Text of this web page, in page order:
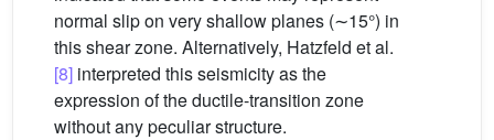
normal slip on very shallow planes (∼15°) in
this shear zone. Alternatively, Hatzfeld et al.
[8] interpreted this seismicity as the
expression of the ductile-transition zone
without any peculiar structure.